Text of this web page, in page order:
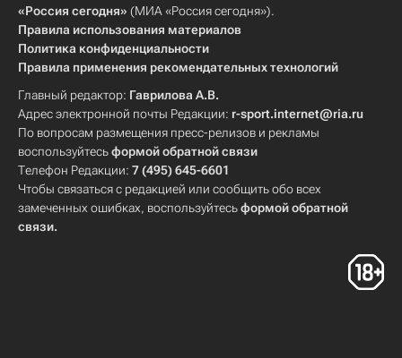
«Россия сегодня» (МИА «Россия сегодня»).
Правила использования материалов
Политика конфиденциальности
Правила применения рекомендательных технологий
Главный редактор: Гаврилова А.В.
Адрес электронной почты Редакции: r-sport.internet@ria.ru
По вопросам размещения пресс-релизов и рекламы
воспользуйтесьформой обратной связи
Телефон Редакции: 7 (495) 645-6601
Чтобы связаться с редакцией или сообщить обо всех
замеченных ошибках, воспользуйтесьформой обратной
связи.